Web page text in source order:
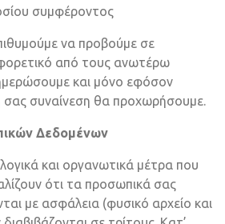
συμφέροντος
να προβούμε σε
από τους ανωτέρω
και μόνο εφόσον
σας συναίνεση θα προχωρήσουμε.
Δεδομένων
και οργανωτικά μέτρα που
ότι τα προσωπικά σας
με ασφάλεια (φυσικό αρχείο και